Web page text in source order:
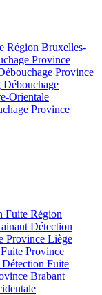
Région Bruxelles-
Province
Province
Débouchage
Orientale
Province
Fuite Région
Détection
Province Liège
Province
Détection Fuite
Brabant